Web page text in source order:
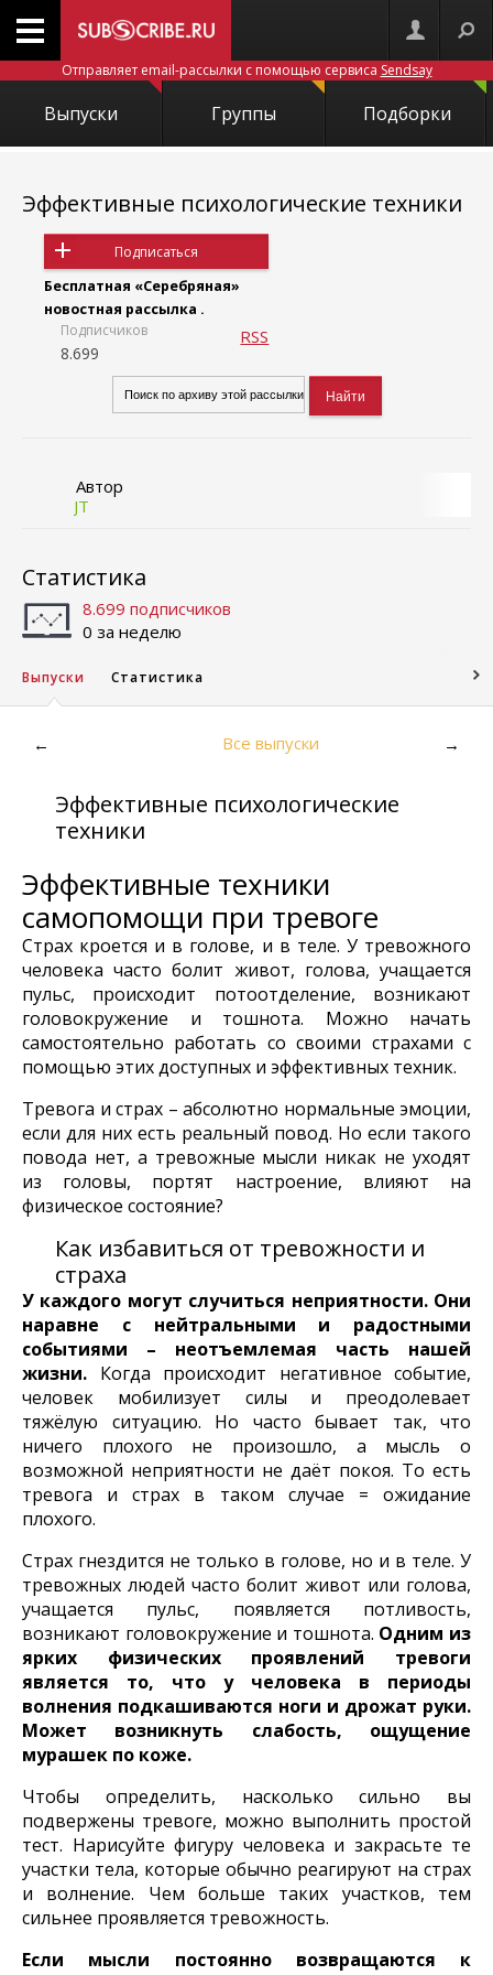
Отправляет email-рассылки с помощью сервиса Sendsay
Выпуски Группы Подборки
Эффективные психологические техники
Подписаться
Бесплатная «Серебряная»
новостная рассылка .
Подписчиков
8.699
RSS
Автор
JT
Статистика
8.699 подписчиков
0 за неделю
Выпуски Статистика
← Все выпуски →
Эффективные психологические
техники
Эффективные техники
самопомощи при тревоге
Страх кроется и в голове, и в теле. У тревожного
человека часто болит живот, голова, учащается
пульс, происходит потоотделение, возникают
головокружение и тошнота. Можно начать
самостоятельно работать со своими страхами с
помощью этих доступных и эффективных техник.
Тревога и страх – абсолютно нормальные эмоции,
если для них есть реальный повод. Но если такого
повода нет, а тревожные мысли никак не уходят
из головы, портят настроение, влияют на
физическое состояние?
Как избавиться от тревожности и
страха
У каждого могут случиться неприятности. Они
наравне с нейтральными и радостными
событиями – неотъемлемая часть нашей
жизни. Когда происходит негативное событие,
человек мобилизует силы и преодолевает
тяжёлую ситуацию. Но часто бывает так, что
ничего плохого не произошло, а мысль о
возможной неприятности не даёт покоя. То есть
тревога и страх в таком случае = ожидание
плохого.
Страх гнездится не только в голове, но и в теле. У
тревожных людей часто болит живот или голова,
учащается пульс, появляется потливость,
возникают головокружение и тошнота. Одним из
ярких физических проявлений тревоги
является то, что у человека в периоды
волнения подкашиваются ноги и дрожат руки.
Может возникнуть слабость, ощущение
мурашек по коже.
Чтобы определить, насколько сильно вы
подвержены тревоге, можно выполнить простой
тест. Нарисуйте фигуру человека и закрасьте те
участки тела, которые обычно реагируют на страх
и волнение. Чем больше таких участков, тем
сильнее проявляется тревожность.
Если мысли постоянно возвращаются к